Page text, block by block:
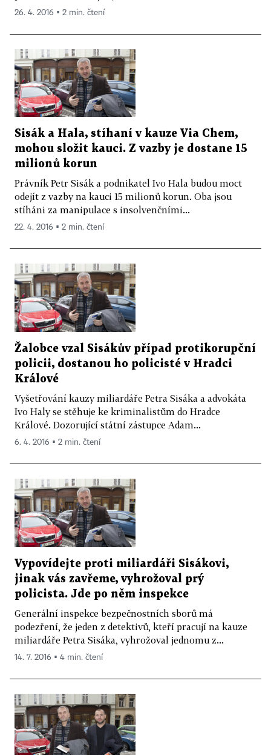
26. 4. 2016 ▪ 2 min. čtení
Sisák a Hala, stíhaní v kauze Via Chem,
mohou složit kauci. Z vazby je dostane 15
milionů korun
Právník Petr Sisák a podnikatel Ivo Hala budou moct
odejít z vazby na kauci 15 milionů korun. Oba jsou
stíháni za manipulace s insolvenčními...
22. 4. 2016 ▪ 2 min. čtení
Žalobce vzal Sisákův případ protikorupční
policii, dostanou ho policisté v Hradci
Králové
Vyšetřování kauzy miliardáře Petra Sisáka a advokáta
Ivo Haly se stěhuje ke kriminalistům do Hradce
Králové. Dozorující státní zástupce Adam...
6. 4. 2016 ▪ 2 min. čtení
Vypovídejte proti miliardáři Sisákovi,
jinak vás zavřeme, vyhrožoval prý
policista. Jde po něm inspekce
Generální inspekce bezpečnostních sborů má
podezření, že jeden z detektivů, kteří pracují na kauze
miliardáře Petra Sisáka, vyhrožoval jednomu z...
14. 7. 2016 ▪ 4 min. čtení